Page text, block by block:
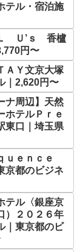
テル・宿泊施
Ｌ Ｕ’ｓ 香櫨
円〜
ＡＹ文京大塚
｜2,620円〜
ナ周辺】天然
テルＰｒｅ
東口｜埼玉県
ｕｅｎｃｅ
京都のビジネ
テル〈銀座京
）２０２６年
｜東京都のビ